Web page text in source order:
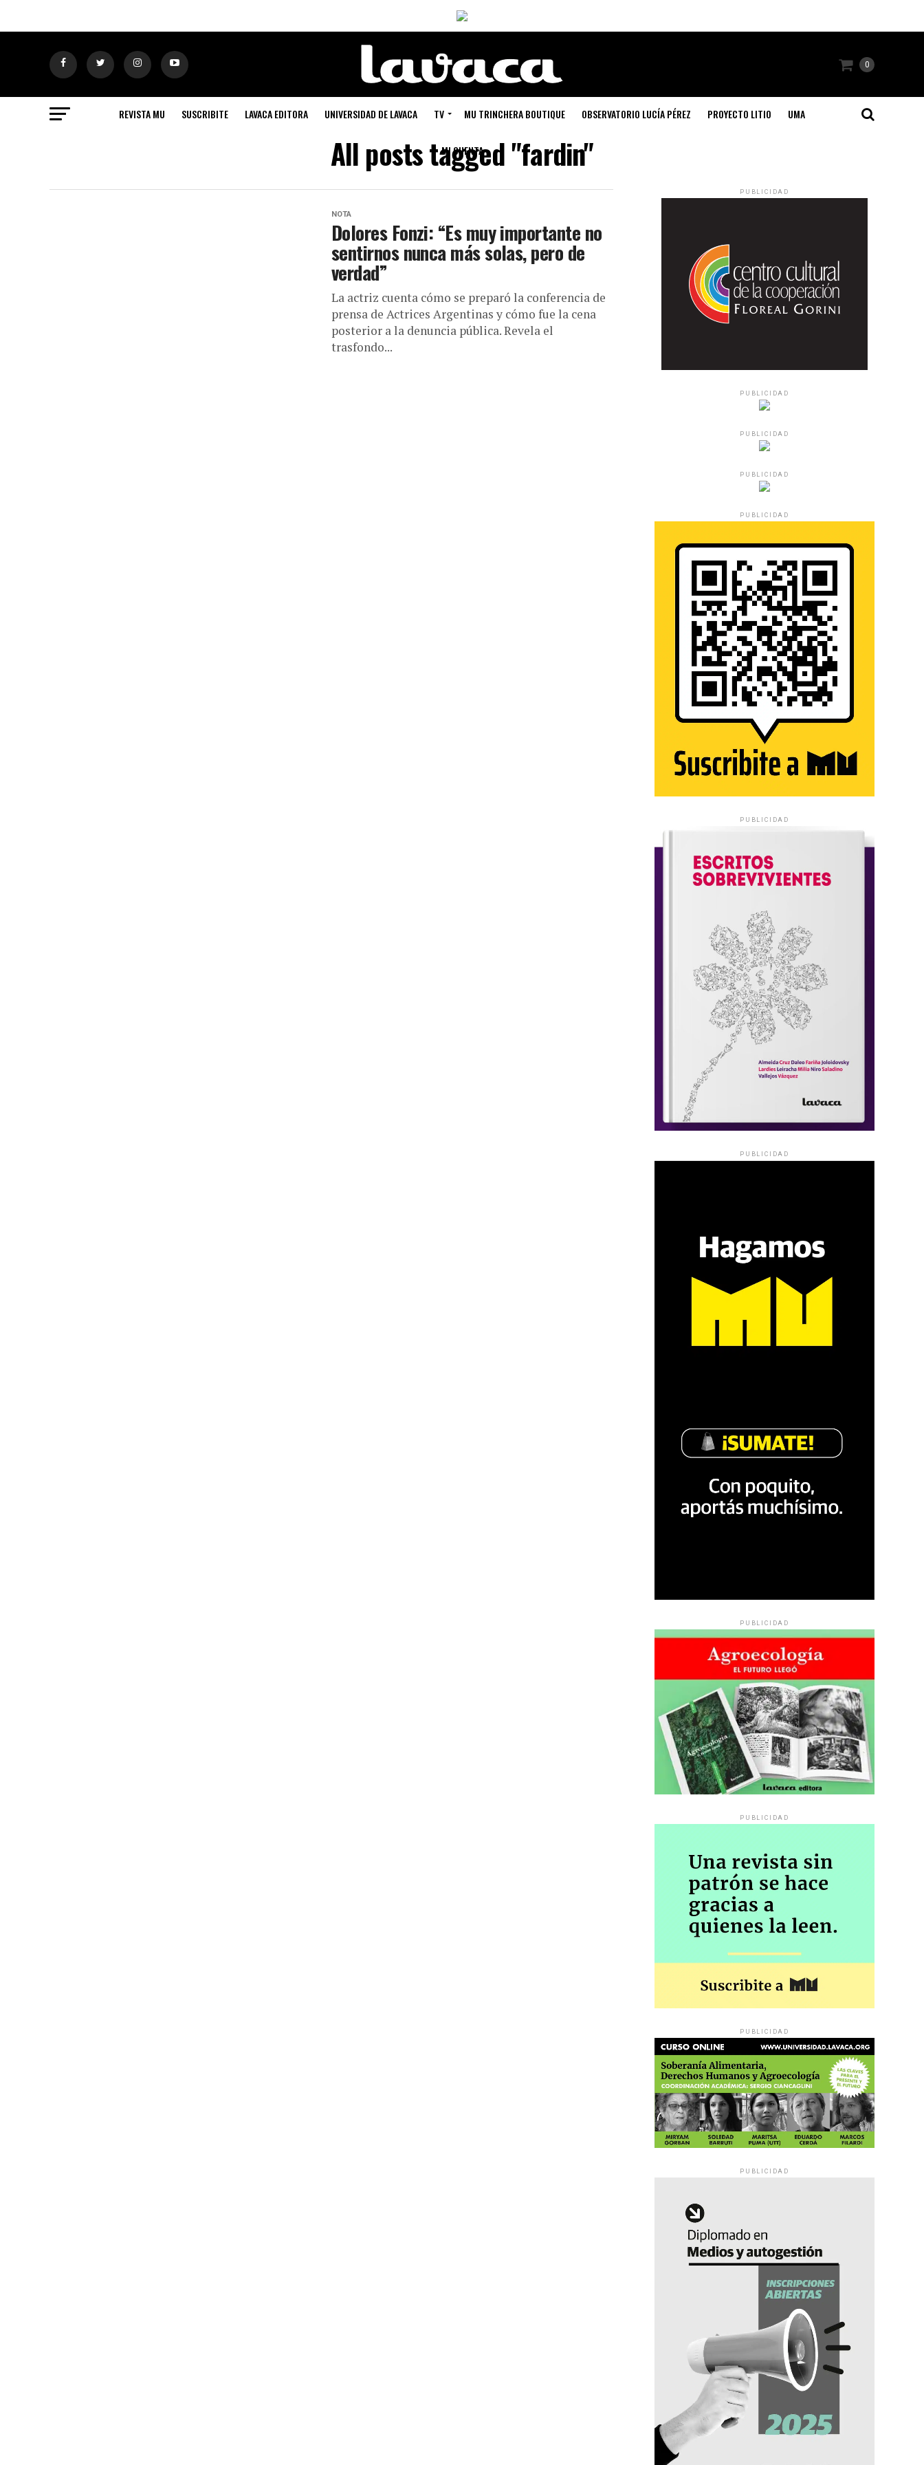
0
REVISTA MU SUSCRIBITE LAVACA EDITORA UNIVERSIDAD DE LAVACA TV MU TRINCHERA BOUTIQUE OBSERVATORIO LUCÍA PÉREZ PROYECTO LITIO UMA
MI CUENTA
All posts tagged "fardin"
NOTA
Dolores Fonzi: “Es muy importante no
sentirnos nunca más solas, pero de
verdad”
La actriz cuenta cómo se preparó la conferencia de
prensa de Actrices Argentinas y cómo fue la cena
posterior a la denuncia pública. Revela el
trasfondo...
PUBLICIDAD
PUBLICIDAD
PUBLICIDAD
PUBLICIDAD
PUBLICIDAD
PUBLICIDAD
PUBLICIDAD
PUBLICIDAD
PUBLICIDAD
PUBLICIDAD
PUBLICIDAD